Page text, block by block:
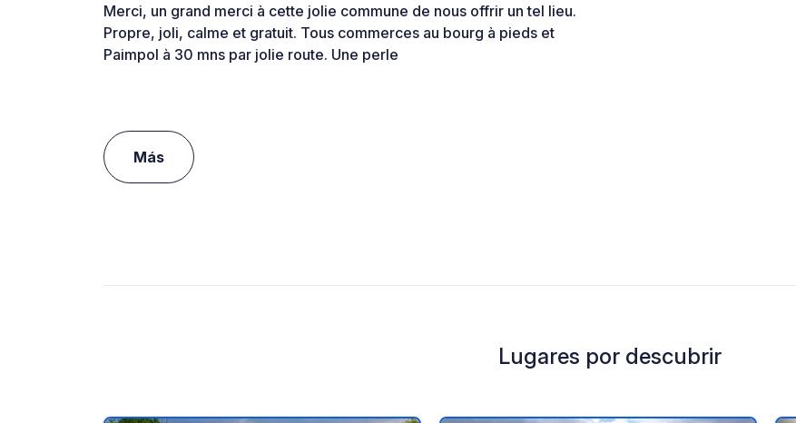
Merci, un grand merci à cette jolie commune de nous offrir un tel lieu.
Propre, joli, calme et gratuit. Tous commerces au bourg à pieds et
Paimpol à 30 mns par jolie route. Une perle
Más
Lugares por descubrir